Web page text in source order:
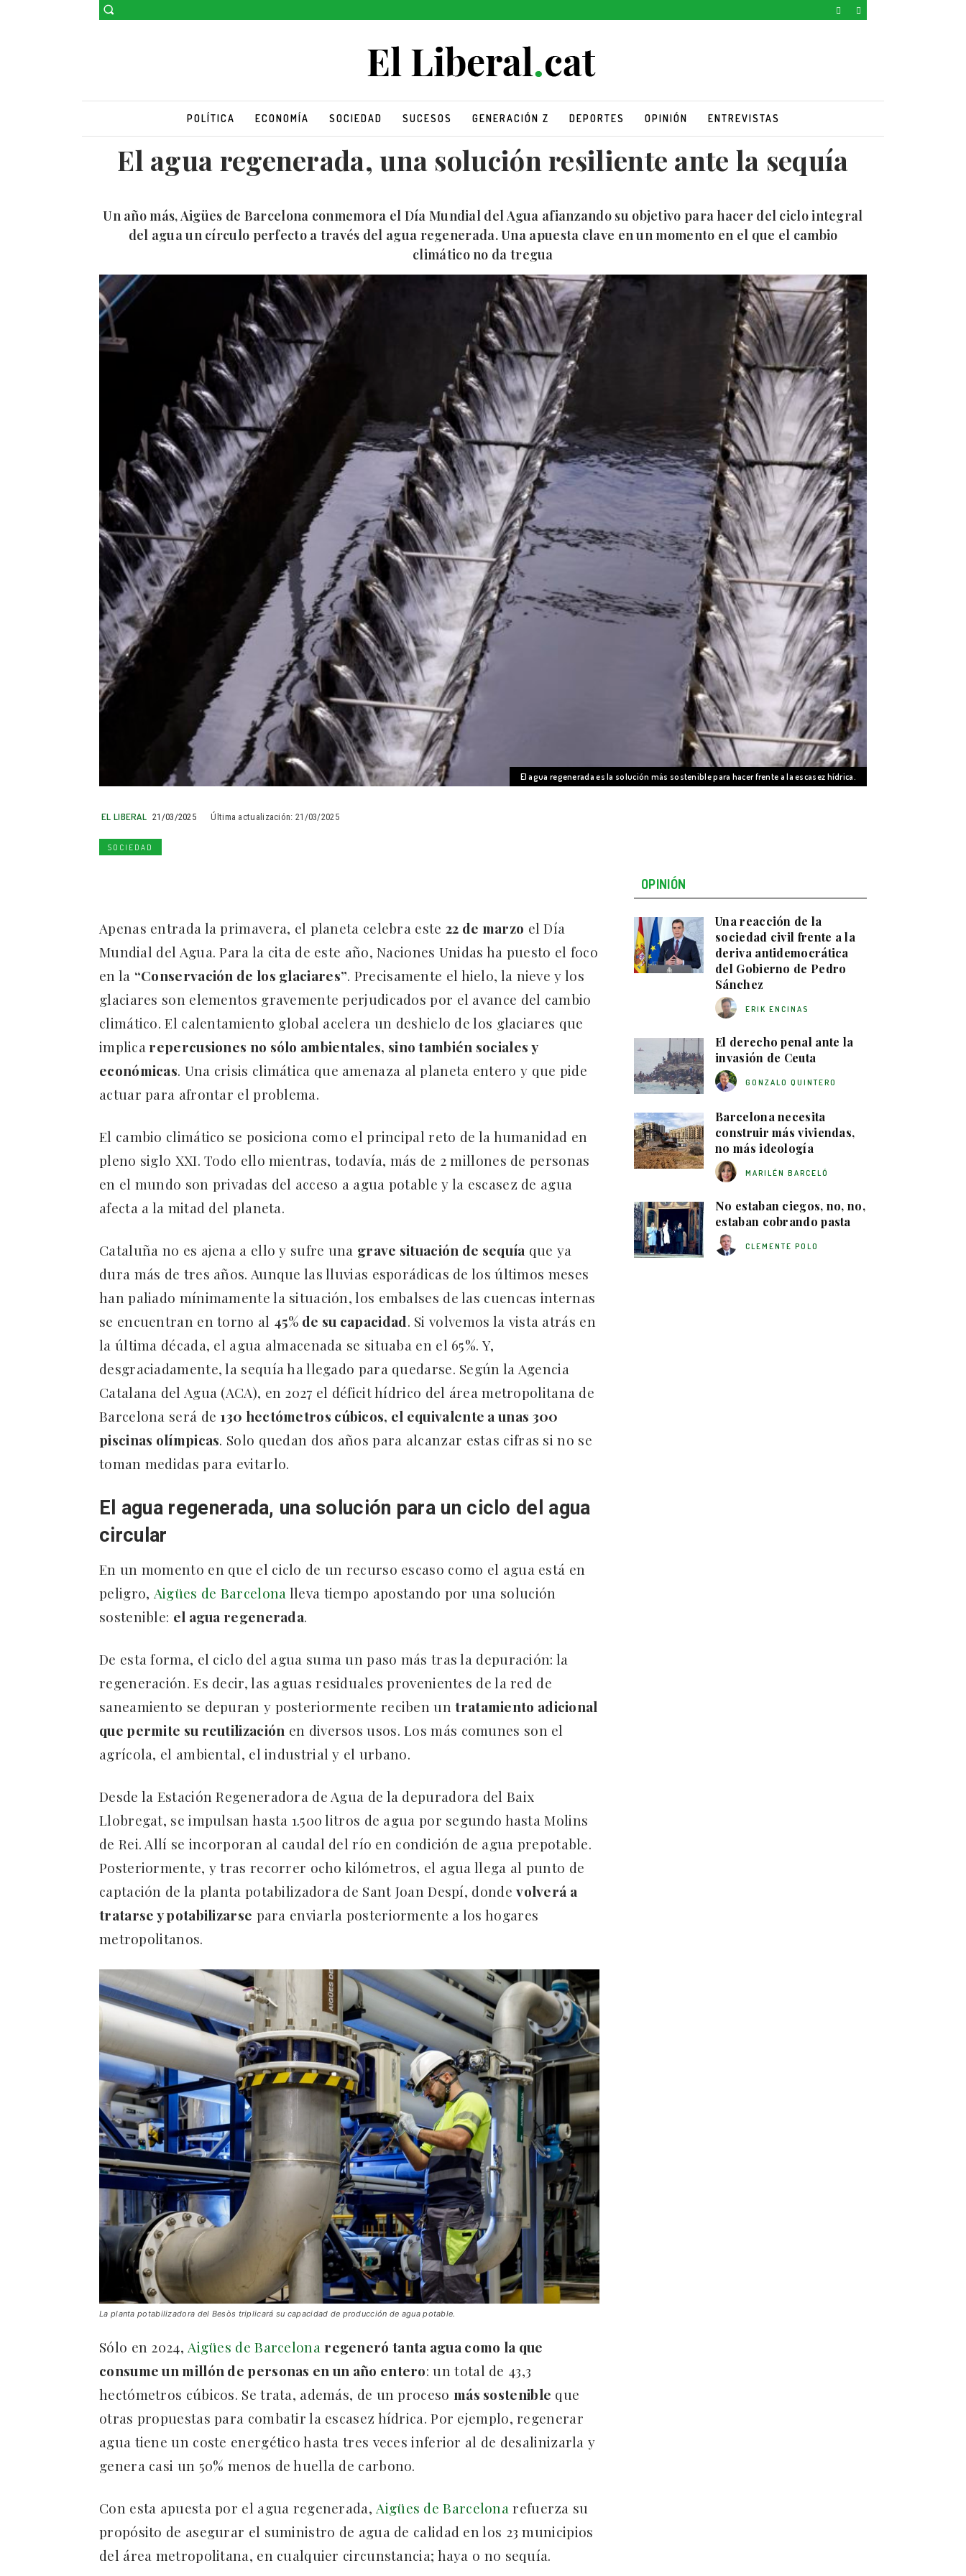
POLÍTICA ECONOMÍA SOCIEDAD SUCESOS GENERACIÓN Z DEPORTES OPINIÓN ENTREVISTAS
El agua regenerada, una solución resiliente ante la sequía
Un año más, Aigües de Barcelona conmemora el Día Mundial del Agua afianzando su objetivo para hacer del ciclo integral
del agua un círculo perfecto a través del agua regenerada. Una apuesta clave en un momento en el que el cambio
climático no da tregua
El agua regenerada es la solución más sostenible para hacer frente a la escasez hídrica.
EL LIBERAL 21/03/2025 Última actualización: 21/03/2025
SOCIEDAD
Apenas entrada la primavera, el planeta celebra este 22 de marzo el Día
Mundial del Agua. Para la cita de este año, Naciones Unidas ha puesto el foco
en la “Conservación de los glaciares”. Precisamente el hielo, la nieve y los
glaciares son elementos gravemente perjudicados por el avance del cambio
climático. El calentamiento global acelera un deshielo de los glaciares que
implicarepercusiones no sólo ambientales, sino también sociales y
económicas. Una crisis climática que amenaza al planeta entero y que pide
actuar para afrontar el problema.
El cambio climático se posiciona como el principal reto de la humanidad en
pleno siglo XXI. Todo ello mientras, todavía, más de 2 millones de personas
en el mundo son privadas del acceso a agua potable y la escasez de agua
afecta a la mitad del planeta.
Cataluña no es ajena a ello y sufre una grave situación de sequía que ya
dura más de tres años. Aunque las lluvias esporádicas de los últimos meses
han paliado mínimamente la situación, los embalses de las cuencas internas
se encuentran en torno al 45% de su capacidad. Si volvemos la vista atrás en
la última década, el agua almacenada se situaba en el 65%. Y,
desgraciadamente, la sequía ha llegado para quedarse. Según la Agencia
Catalana del Agua (ACA), en 2027 el déficit hídrico del área metropolitana de
Barcelona será de 130 hectómetros cúbicos, el equivalente a unas 300
piscinas olímpicas. Solo quedan dos años para alcanzar estas cifras si no se
toman medidas para evitarlo.
El agua regenerada, una solución para un ciclo del agua
circular
En un momento en que el ciclo de un recurso escaso como el agua está en
peligro, Aigües de Barcelonalleva tiempo apostando por una solución
sostenible: el agua regenerada.
De esta forma, el ciclo del agua suma un paso más tras la depuración: la
regeneración. Es decir, las aguas residuales provenientes de la red de
saneamiento se depuran y posteriormente reciben untratamiento adicional
que permite su reutilización en diversos usos. Los más comunes son el
agrícola, el ambiental, el industrial y el urbano.
Desde la Estación Regeneradora de Agua de la depuradora del Baix
Llobregat, se impulsan hasta 1.500 litros de agua por segundo hasta Molins
de Rei. Allí se incorporan al caudal del río en condición de agua prepotable.
Posteriormente, y tras recorrer ocho kilómetros, el agua llega al punto de
captación de la planta potabilizadora de Sant Joan Despí, dondevolverá a
tratarse y potabilizarse para enviarla posteriormente a los hogares
metropolitanos.
La planta potabilizadora del Besòs triplicará su capacidad de producción de agua potable.
Sólo en 2024, Aigües de Barcelona regeneró tanta agua como la que
consume un millón de personas en un año entero: un total de 43,3
hectómetros cúbicos. Se trata, además, de un proceso más sostenible que
otras propuestas para combatir la escasez hídrica. Por ejemplo, regenerar
agua tiene un coste energético hasta tres veces inferior al de desalinizarla y
genera casi un 50% menos de huella de carbono.
Con esta apuesta por el agua regenerada, Aigües de Barcelona refuerza su
propósito de asegurar el suministro de agua de calidad en los 23 municipios
del área metropolitana, en cualquier circunstancia; haya o no sequía.
OPINIÓN
Una reacción de la
sociedad civil frente a la
deriva antidemocrática
del Gobierno de Pedro
Sánchez
ERIK ENCINAS
El derecho penal ante la
invasión de Ceuta
GONZALO QUINTERO
Barcelona necesita
construir más viviendas,
no más ideología
MARILÉN BARCELÓ
No estaban ciegos, no, no,
estaban cobrando pasta
CLEMENTE POLO